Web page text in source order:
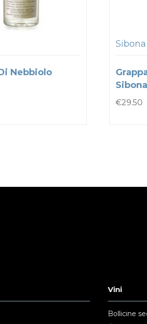
Nebbiolo
Sibona
Sibona
€29.50
Vini
Bollicine